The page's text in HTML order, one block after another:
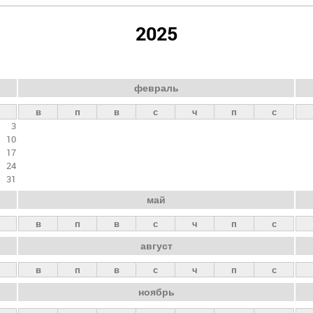
2025
3
10
17
24
31
февраль
в п в с ч п с
май
в п в с ч п с
август
в п в с ч п с
ноябрь